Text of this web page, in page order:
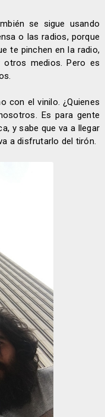
se sigue usando
o las radios, porque
te pinchen en la radio,
otros medios. Pero es
con el vinilo. ¿Quienes
Es para gente
y sabe que va a llegar
a disfrutarlo del tirón.